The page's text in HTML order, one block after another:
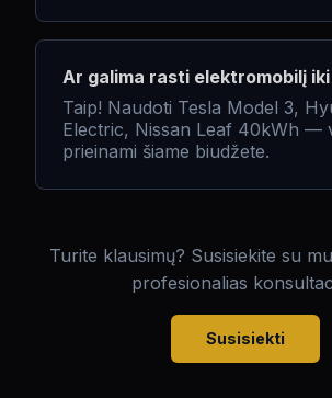
Ar galima rasti elektromobilį
Taip! Naudoti Tesla Model 3,
Electric, Nissan Leaf 40kWh —
prieinami šiame biudžete.
Turite klausimų? Susisiekite su
profesionalias
Susisiekti